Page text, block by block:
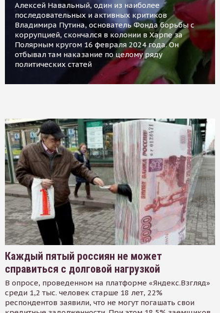
Алексей Навальный, один из наиболее
последовательных и активных критиков
Владимира Путина, основатель Фонда борьбы с
коррупцией, скончался в колонии в Харпе за
Полярным кругом 16 февраля 2024 года. Он
отбывал там наказание по целому ряду
политических статей
Каждый пятый россиян не может
справиться с долговой нагрузкой
В опросе, проведенном на платформе «Яндекс.Взгляд»
среди 1,2 тыс. человек старше 18 лет, 22%
респондентов заявили, что не могут погашать свои